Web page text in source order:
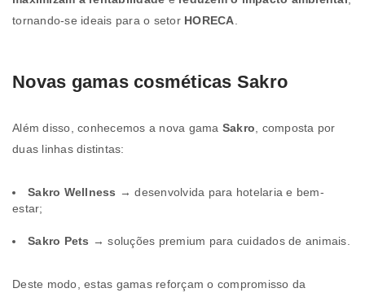
tornando-se ideais para o setor HORECA
Novas gamas cosméticas Sakro
Além disso, conhecemos a nova gama Sakro , composta por
duas linhas distintas:
Sakro Wellness → desenvolvida para hotelaria e bem-
estar;
Sakro Pets → soluções premium para cuidados de animais.
Deste modo, estas gamas reforçam o compromisso da